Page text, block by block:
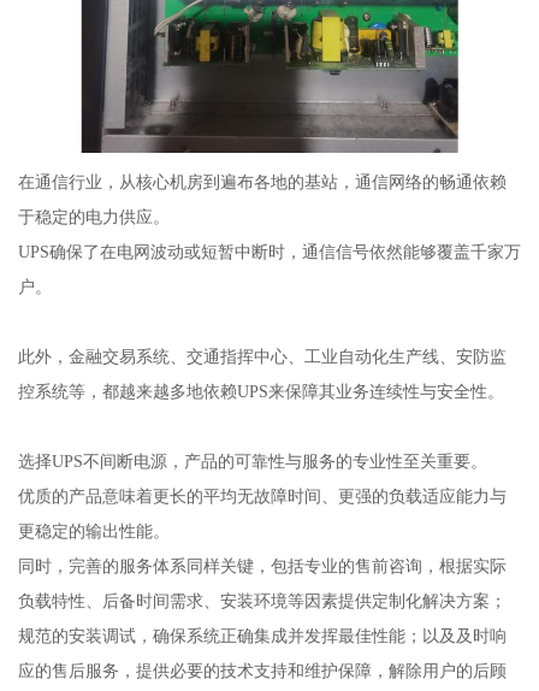
在通信行业，从核心机房到遍布各地的基站，通信网络的畅通依赖
于稳定的电力供应。
UPS确保了在电网波动或短暂中断时，通信信号依然能够覆盖千家万
户。
此外，金融交易系统、交通指挥中心、工业自动化生产线、安防监
控系统等，都越来越多地依赖UPS来保障其业务连续性与安全性。
选择UPS不间断电源，产品的可靠性与服务的专业性至关重要。
优质的产品意味着更长的平均无故障时间、更强的负载适应能力与
更稳定的输出性能。
同时，完善的服务体系同样关键，包括专业的售前咨询，根据实际
负载特性、后备时间需求、安装环境等因素提供定制化解决方案；
规范的安装调试，确保系统正确集成并发挥最佳性能；以及及时响
应的售后服务，提供必要的技术支持和维护保障，解除用户的后顾